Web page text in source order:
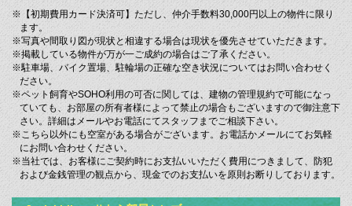
※【初期費用カード決済可】ただし、仲介手数料30,000円以上の物件に限り
ます。
※写真や間取り図が現状と相違する場合は現状を優先させていただきます。
※掲載している物件が万が一ご成約の場合はご了承ください。
※駐車場、バイク置場、駐輪場の正確な空き状況についてはお問い合わせく
ださい。
※ペット飼育やSOHO利用の可否に関しては、建物の管理規約で可能になっ
ていても、お部屋の所有者様によって禁止の場合もございますので御注意下
さい。詳細はメールやお電話にてスタッフまでご相談下さい。
※こちら以外にも空室がある場合がございます。お電話かメールにてお気軽
にお問い合わせください。
※当社では、お客様にご契約時にお支払いいただく費用につきまして、防犯
および金銭管理の観点から、現金でのお支払いを原則お断りしております。